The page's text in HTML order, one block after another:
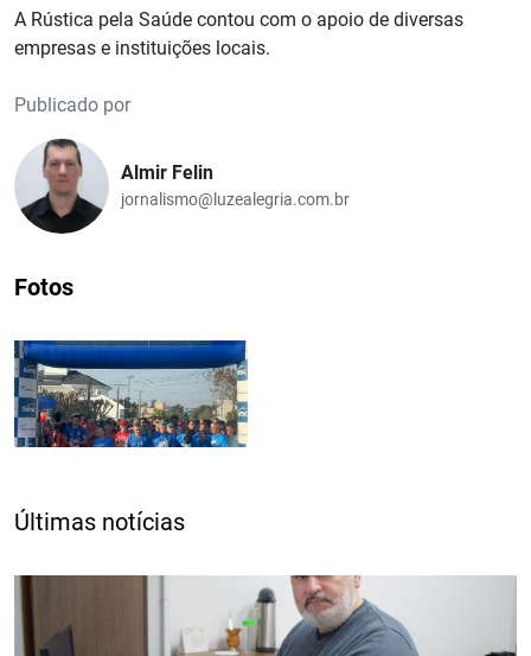
A Rústica pela Saúde contou com o apoio de diversas
empresas e instituições locais.
Publicado por
Almir Felin
jornalismo@luzealegria.com.br
Fotos
Últimas notícias